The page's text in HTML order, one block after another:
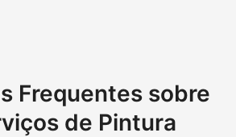
Frequentes sobre
de Pintura